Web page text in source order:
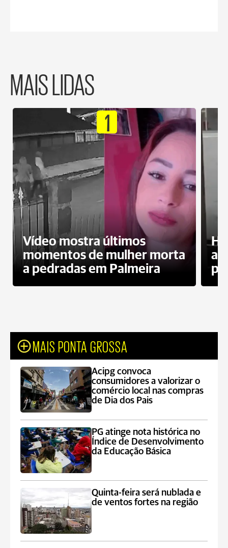
MAIS LIDAS
1
Vídeo mostra últimos
momentos de mulher morta
a pedradas em Palmeira
MAIS PONTA GROSSA
Acipg convoca
consumidores a valorizar o
comércio local nas compras
de Dia dos Pais
PG atinge nota histórica no
Índice de Desenvolvimento
da Educação Básica
Quinta-feira será nublada e
de ventos fortes na região